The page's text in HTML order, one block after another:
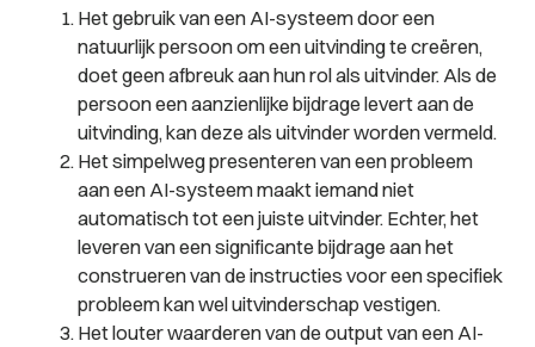
Het gebruik van een AI-systeem door een
natuurlijk persoon om een uitvinding te creëren,
doet geen afbreuk aan hun rol als uitvinder. Als de
persoon een aanzienlijke bijdrage levert aan de
uitvinding, kan deze als uitvinder worden vermeld.
Het simpelweg presenteren van een probleem
aan een AI-systeem maakt iemand niet
automatisch tot een juiste uitvinder. Echter, het
leveren van een significante bijdrage aan het
construeren van de instructies voor een specifiek
probleem kan wel uitvinderschap vestigen.
Het louter waarderen van de output van een AI-